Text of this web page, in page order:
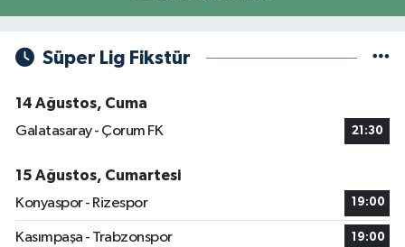
Süper Lig Fikstür
14 Ağustos, Cuma
Galatasaray - Çorum FK
21:30
15 Ağustos, Cumartesi
Konyaspor - Rizespor
19:00
Kasımpaşa - Trabzonspor 19:00